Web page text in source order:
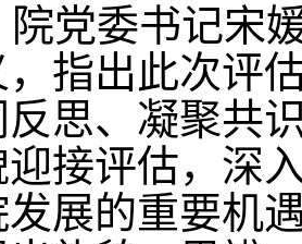
委书记宋媛
，指出此次评
反思、凝聚共
迎接评估，深
发展的重要机